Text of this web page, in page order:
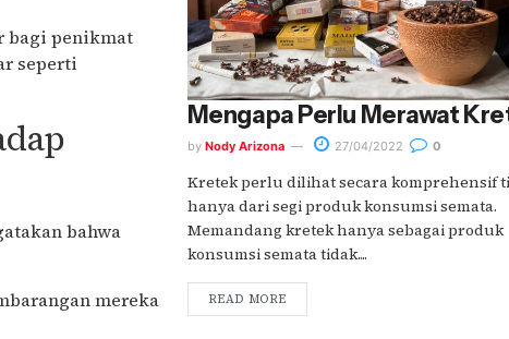
bagi penikmat
seperti
bahwa
mereka
Mengapa Perlu Merawat
by Nody Arizona 27/04/2022 0
Kretek perlu dilihat secara komprehensif
hanya dari segi produk konsumsi semata.
Memandang kretek hanya sebagai produk
konsumsi semata tidak....
READ MORE